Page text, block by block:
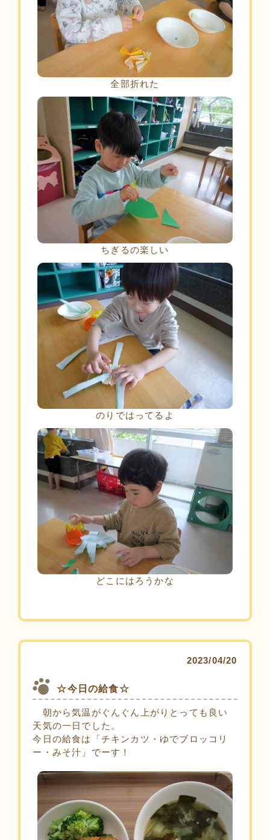
全部折れた
ちぎるの楽しい
のりではってるよ
どこにはろうかな
2023/04/20
☆今日の給食☆
朝から気温がぐんぐん上がりとっても良い
天気の一日でした。
今日の給食は「チキンカツ・ゆでブロッコリ
ー・みそ汁」でーす！